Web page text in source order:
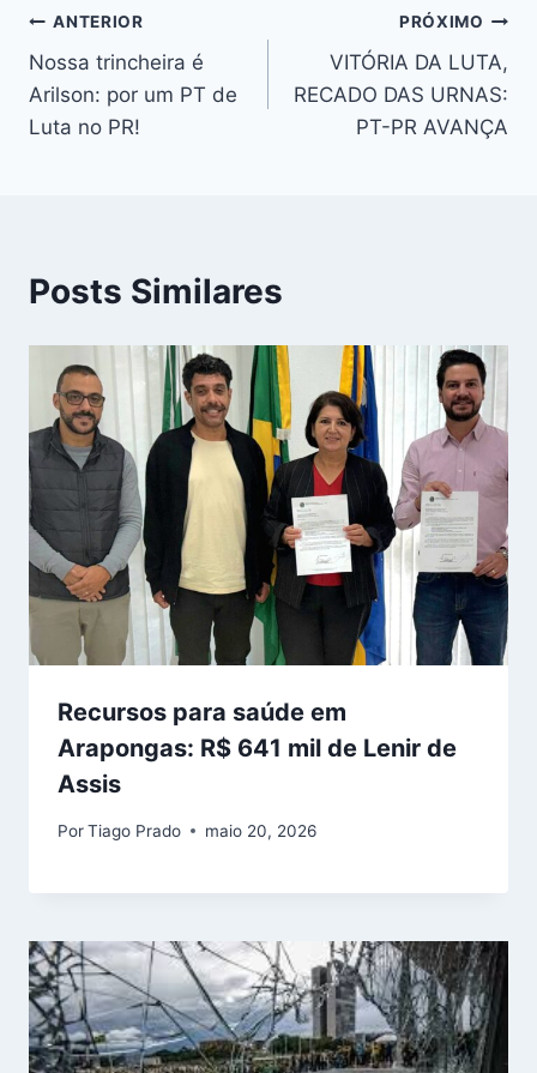
o
k
p
er
Navegação
de
Post
ANTERIOR
Nossa trincheira é
Arilson: por um PT de
Luta no PR!
PRÓXIMO
VITÓRIA DA LUTA,
RECADO DAS URNAS:
PT-PR AVANÇA
Posts Similares
Recursos para saúde em
Arapongas: R$ 641 mil de Lenir de
Assis
PorTiago Prado maio 20, 2026